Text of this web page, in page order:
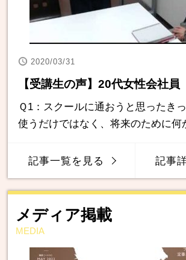
2020/03/31
【受講生の声】20代女性会社員
Ｑ1：スクールに通おうと思ったき
使うだけではなく、将来のために何
記事一覧を見る 記事
メディア掲載
MEDIA